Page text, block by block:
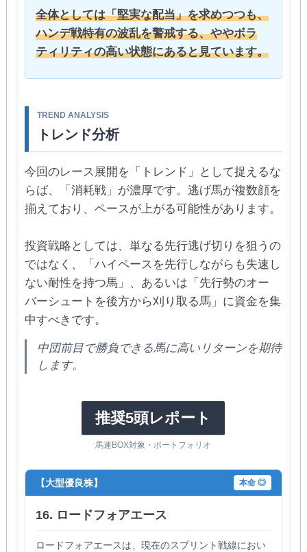
全体としては「堅実な配当」を求めつつも、
ハンデ戦特有の波乱を警戒する、ややボラ
ティリティの高い状態にあると見ています。
TREND ANALYSIS
トレンド分析
今回のレース展開を「トレンド」として捉えるな
らば、「消耗戦」が濃厚です。逃げ馬が複数顔を
揃えており、ペースが上がる可能性があります。
投資戦略としては、単なる先行逃げ切りを狙うの
ではなく、「ハイペースを先行しながらも失速し
ない耐性を持つ馬」、あるいは「先行勢のオー
バーシュートを後方から刈り取る馬」に資金を集
中すべきです。
中団前目で勝負できる馬に高いリターンを期待
します。
推奨5頭レポート
馬連BOX対象・ポートフォリオ
【大型優良株】 本命 ◎
16. ロードフォアエース
ロードフォアエースは、現在のスプリント戦線におい